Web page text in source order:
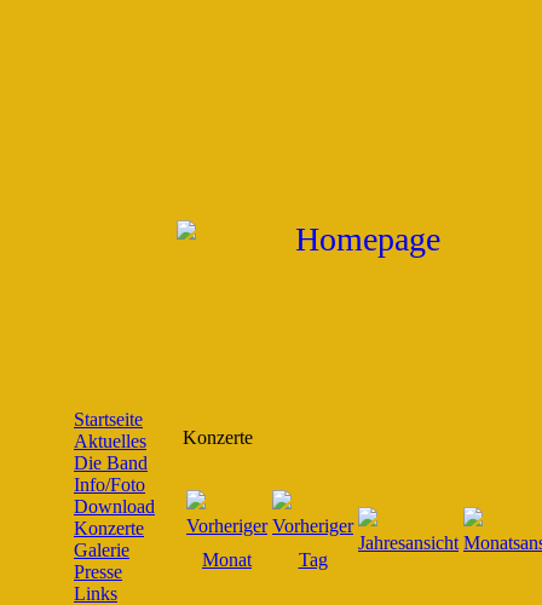
Startseite
Aktuelles
Die Band
Info/Foto
Download
Konzerte
Galerie
Presse
Links
Konzerte